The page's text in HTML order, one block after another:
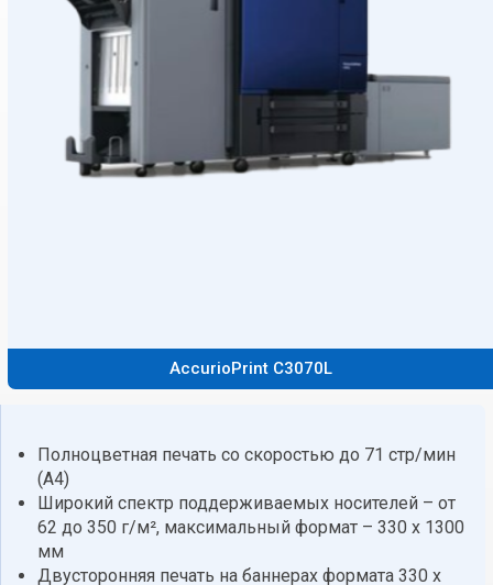
AccurioPrint C3070L
Полноцветная печать со скоростью до 71 стр/мин
(А4)
Широкий спектр поддерживаемых носителей – от
62 до 350 г/м², максимальный формат – 330 х 1300
мм
Двусторонняя печать на баннерах формата 330 х